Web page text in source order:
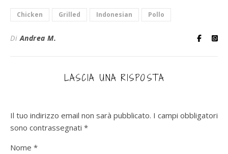
Chicken Grilled Indonesian Pollo
DiAndrea M.
LASCIA UNA RISPOSTA
Il tuo indirizzo email non sarà pubblicato. I campi obbligatori
sono contrassegnati *
Nome *